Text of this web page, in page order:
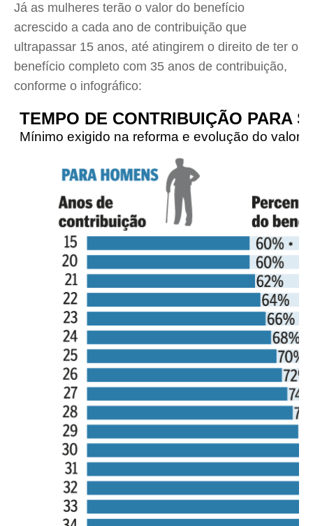
Já as mulheres terão o valor do benefício
acrescido a cada ano de contribuição que
ultrapassar 15 anos, até atingirem o direito de ter o
benefício completo com 35 anos de contribuição,
conforme o infográfico: